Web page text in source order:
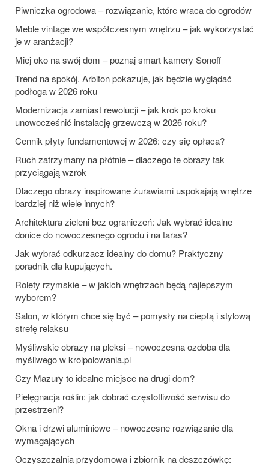
Piwniczka ogrodowa – rozwiązanie, które wraca do ogrodów
Meble vintage we współczesnym wnętrzu – jak wykorzystać
je w aranżacji?
Miej oko na swój dom – poznaj smart kamery Sonoff
Trend na spokój. Arbiton pokazuje, jak będzie wyglądać
podłoga w 2026 roku
Modernizacja zamiast rewolucji – jak krok po kroku
unowocześnić instalację grzewczą w 2026 roku?
Cennik płyty fundamentowej w 2026: czy się opłaca?
Ruch zatrzymany na płótnie – dlaczego te obrazy tak
przyciągają wzrok
Dlaczego obrazy inspirowane żurawiami uspokajają wnętrze
bardziej niż wiele innych?
Architektura zieleni bez ograniczeń: Jak wybrać idealne
donice do nowoczesnego ogrodu i na taras?
Jak wybrać odkurzacz idealny do domu? Praktyczny
poradnik dla kupujących.
Rolety rzymskie – w jakich wnętrzach będą najlepszym
wyborem?
Salon, w którym chce się być – pomysły na ciepłą i stylową
strefę relaksu
Myśliwskie obrazy na pleksi – nowoczesna ozdoba dla
myśliwego w krolpolowania.pl
Czy Mazury to idealne miejsce na drugi dom?
Pielęgnacja roślin: jak dobrać częstotliwość serwisu do
przestrzeni?
Okna i drzwi aluminiowe – nowoczesne rozwiązanie dla
wymagających
Oczyszczalnia przydomowa i zbiornik na deszczówkę: